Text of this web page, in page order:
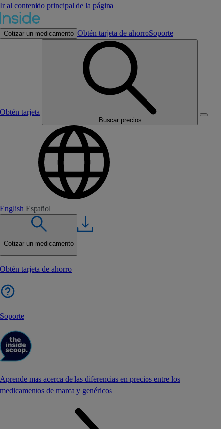
Ir al contenido principal de la página
Cotizar un medicamento Obtén tarjeta de ahorroSoporte
Obtén tarjeta
Buscar precios
English Español
Cotizar un medicamento
Obtén tarjeta de ahorro
Soporte
Aprende más acerca de las diferencias en precios entre los
medicamentos de marca y genéricos